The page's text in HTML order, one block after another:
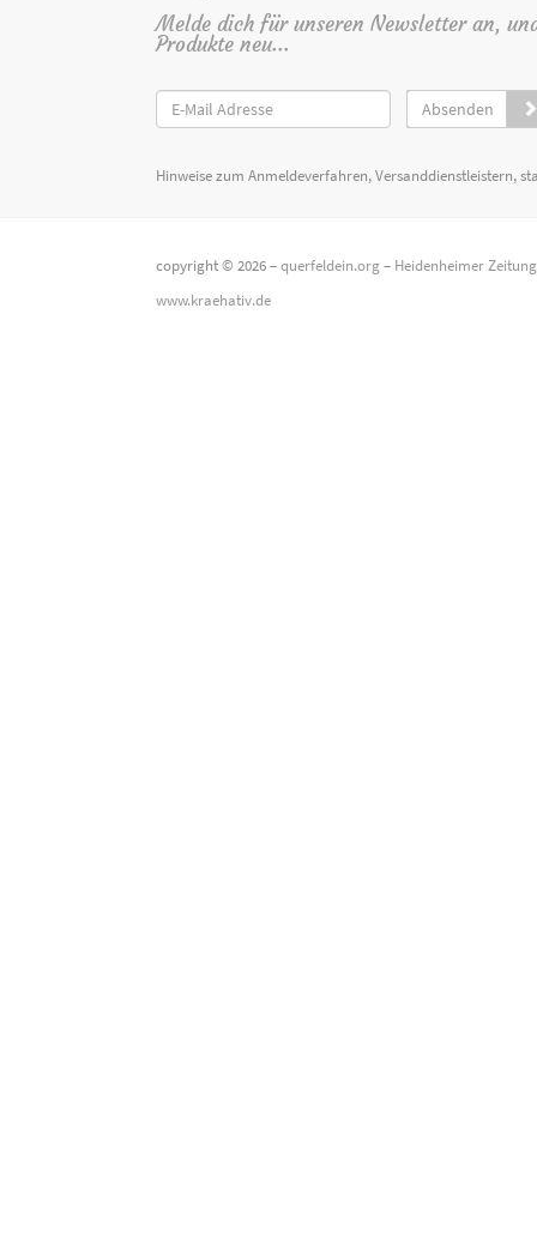
Melde dich für unseren Newsletter an,
Produkte neu...
Absenden
Hinweise zum Anmeldeverfahren, Versanddienstleistern,
copyright © 2026 –querfeldein.org– Heidenheimer
www.kraehativ.de